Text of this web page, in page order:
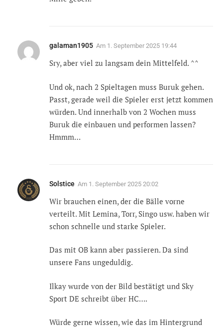
galaman1905 Am 1. September 2025 19:44
Sry, aber viel zu langsam dein Mittelfeld. ^^
Und ok, nach 2 Spieltagen muss Buruk gehen.
Passt, gerade weil die Spieler erst jetzt kommen
würden. Und innerhalb von 2 Wochen muss
Buruk die einbauen und performen lassen?
Hmmm…
Solstice Am 1. September 2025 20:02
Wir brauchen einen, der die Bälle vorne
verteilt. Mit Lemina, Torr, Singo usw. haben wir
schon schnelle und starke Spieler.
Das mit OB kann aber passieren. Da sind
unsere Fans ungeduldig.
Ilkay wurde von der Bild bestätigt und Sky
Sport DE schreibt über HC….
Würde gerne wissen, wie das im Hintergrund